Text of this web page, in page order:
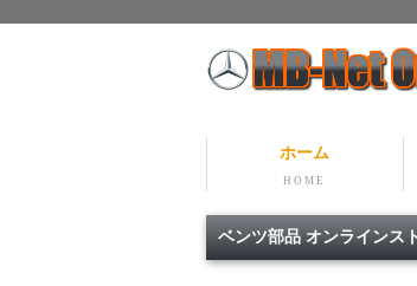
ホーム
HOME
ベンツ部品 オンラインス